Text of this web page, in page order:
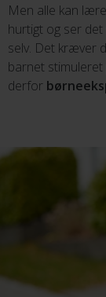
Men alle kan
hurtigt og ser
selv. Det kræver
barnet
derfor